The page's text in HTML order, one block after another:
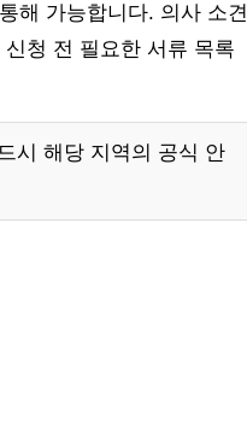
해 가능합니다. 의사 소견
청 전 필요한 서류 목록
시 해당 지역의 공식 안